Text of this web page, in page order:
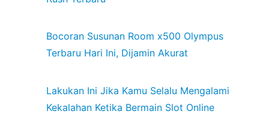
Bocoran Susunan Room x500 Olympus
Terbaru Hari Ini, Dijamin Akurat
Lakukan Ini Jika Kamu Selalu Mengalami
Kekalahan Ketika Bermain Slot Online